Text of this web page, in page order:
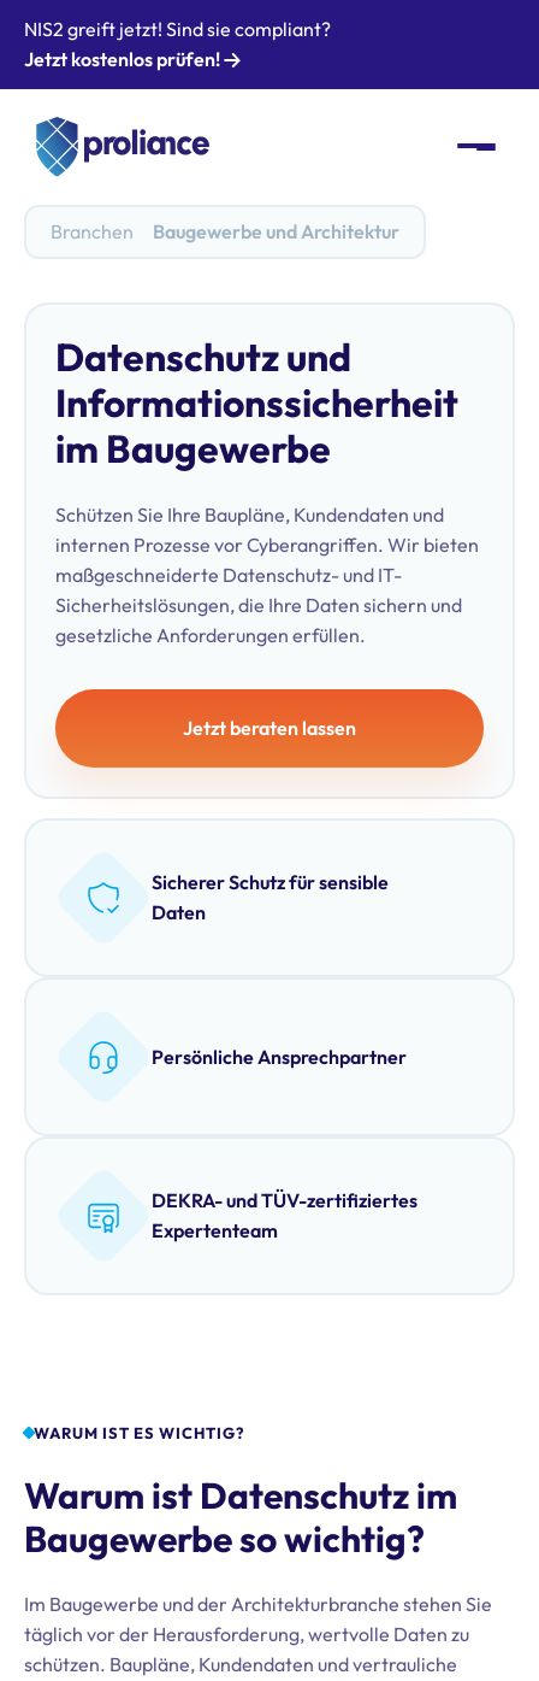
NIS2 greift jetzt! Sind sie compliant?
Jetzt kostenlos prüfen!
Branchen Baugewerbe und Architektur
Datenschutz und
Informations­sicherheit
im Baugewerbe
Schützen Sie Ihre Baupläne, Kundendaten und
internen Prozesse vor Cyberangriffen. Wir bieten
maßgeschneiderte Datenschutz- und IT-
Sicherheitslösungen, die Ihre Daten sichern und
gesetzliche Anforderungen erfüllen.
Jetzt beraten lassen
Sicherer Schutz für sensible
Daten
Persönliche Ansprechpartner
DEKRA- und TÜV-zertifiziertes
Expertenteam
WARUM IST ES WICHTIG?
Warum ist Datenschutz im
Baugewerbe so wichtig?
Im Baugewerbe und der Architekturbranche stehen Sie
täglich vor der Herausforderung, wertvolle Daten zu
schützen. Baupläne, Kundendaten und vertrauliche